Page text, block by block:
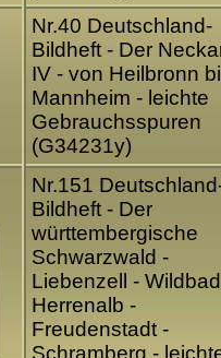
Nr.40 Deutschland-
Bildheft - Der
IV - von Heilbronn
Mannheim - leichte
Gebrauchsspuren
(G34231y)
Nr.151
Bildheft - Der
württembergische
Schwarzwald -
Liebenzell -
Herrenalb -
Freudenstadt -